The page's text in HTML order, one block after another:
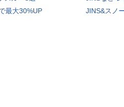
最大30%UP
JINS&スノ